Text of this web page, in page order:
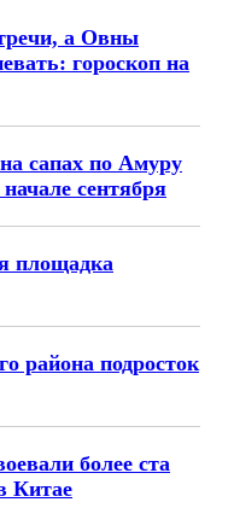
а Овны
гороскоп на
сапах по Амуру
сентября
площадка
района подросток
более ста
Китае